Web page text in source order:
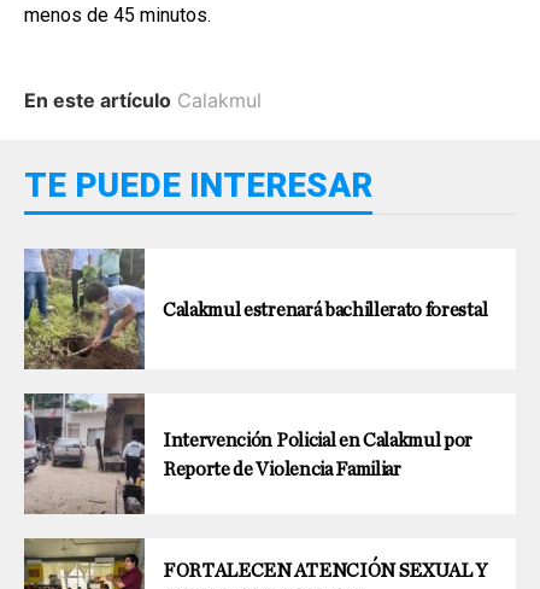
menos de 45 minutos.
En este artículo Calakmul
TE PUEDE INTERESAR
Calakmul estrenará bachillerato forestal
Intervención Policial en Calakmul por
Reporte de Violencia Familiar
FORTALECEN ATENCIÓN SEXUAL Y